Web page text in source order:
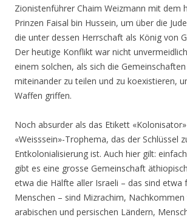
Zionistenführer Chaim Weizmann mit dem
Prinzen Faisal bin Hussein, um über die
die unter dessen Herrschaft als König von
Der heutige Konflikt war nicht
einem solchen, als sich die
miteinander zu teilen und zu koexistieren,
Waffen griffen.
Noch absurder als das Etikett
«Weisssein»-Trophema, das der Schlüssel
Entkolonialisierung ist. Auch hier gilt:
gibt es eine grosse Gemeinschaft
etwa die Hälfte aller Israeli – das sind etwa
Menschen – sind Mizrachim, Nachkommen
arabischen und persischen Ländern,